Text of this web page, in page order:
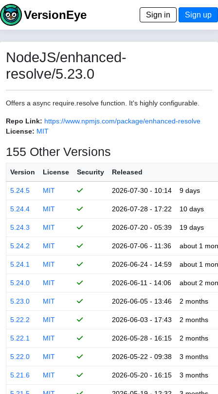
VersionEye Sign in Sign up
NodeJS/enhanced-
resolve/5.23.0
Offers a async require.resolve function. It's highly configurable.
Repo Link: https://www.npmjs.com/package/enhanced-resolve
License: MIT
155 Other Versions
Version License Security Released
5.24.5 MIT 2026-07-30 - 10:14 9 days
5.24.4 MIT 2026-07-28 - 17:22 10 days
5.24.3 MIT 2026-07-20 - 05:39 19 days
5.24.2 MIT 2026-07-06 - 11:36 about 1
5.24.1 MIT 2026-06-24 - 14:59 about 1
5.24.0 MIT 2026-06-11 - 14:06 about 2
5.23.0 MIT 2026-06-05 - 13:46 2 months
5.22.2 MIT 2026-06-03 - 17:43 2 months
5.22.1 MIT 2026-05-28 - 16:15 2 months
5.22.0 MIT 2026-05-22 - 09:38 3 months
5.21.6 MIT 2026-05-20 - 16:15 3 months